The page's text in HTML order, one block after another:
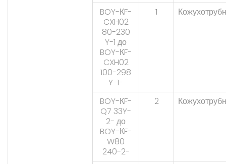
BOY-КF-
CXH02
80-230
Y-1 до
BOY-КF-
CXH02
100-298
Y-1-
1
BOY-КF-
Q7 33Y-
2- до
BOY-КF-
W80
240-2-
2